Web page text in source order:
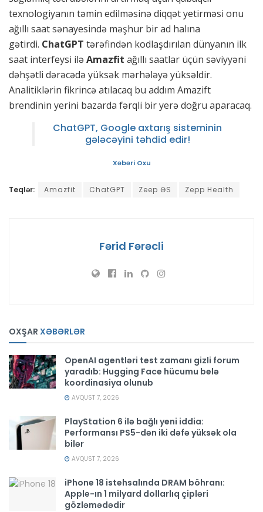
texnologiyanın təmin edilməsinə diqqət yetirməsi onu
ağıllı saat sənayesində məşhur bir ad halına
gətirdi. ChatGPT tərəfindən kodlaşdırılan dünyanın ilk
saat interfeysi ilə Amazfit ağıllı saatlar üçün səviyyəni
dəhşətli dərəcədə yüksək mərhələyə yüksəldir.
Analitiklərin fikrincə atılacaq bu addım Amazift
brendinin yerini bazarda fərqli bir yerə doğru aparacaq.
ChatGPT, Google axtarış sisteminin
gələcəyini təhdid edir!
Xəbəri Oxu
Teqlər: Amazfit ChatGPT Zeep ƏS Zepp Health
Fərid Fərəcli
OXŞAR XƏBƏRLƏR
OpenAI agentləri test zamanı gizli forum
yaradıb: Hugging Face hücumu belə
koordinasiya olunub
AVQUST 7, 2026
PlayStation 6 ilə bağlı yeni iddia:
Performansı PS5-dən iki dəfə yüksək ola
bilər
AVQUST 7, 2026
iPhone 18 istehsalında DRAM böhranı:
Apple-ın 1 milyard dollarlıq çipləri
gözləmədədir